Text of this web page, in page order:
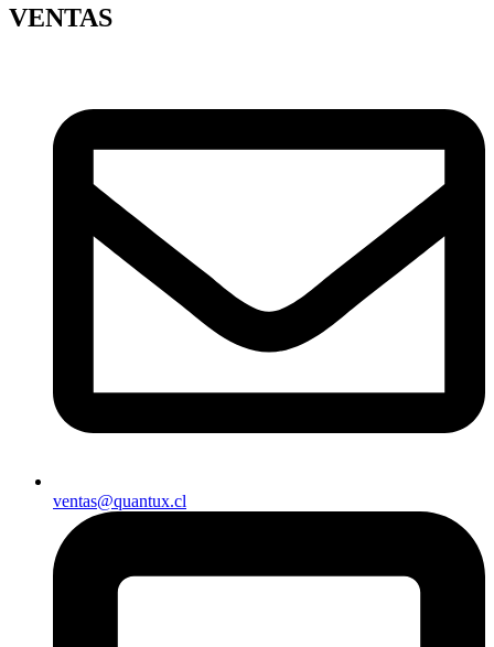
VENTAS
ventas@quantux.cl